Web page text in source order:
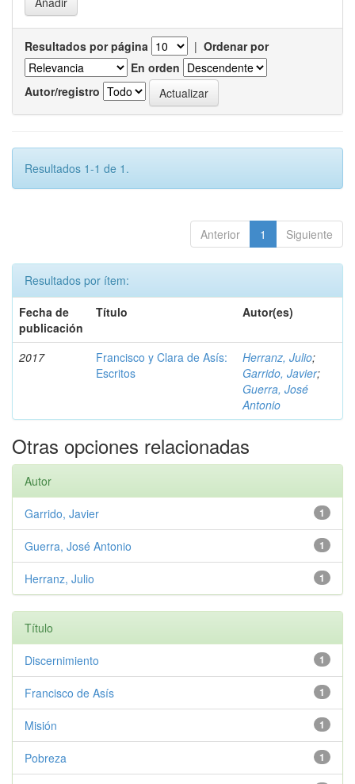
Resultados por página | Ordenar por
En orden
Autor/registro
Resultados 1-1 de 1.
Anterior 1 Siguiente
Resultados por ítem:
Fecha de
publicación
Título Autor(es)
2017
Francisco y Clara de Asís:
Escritos
Herranz, Julio;
Garrido, Javier;
Guerra, José
Antonio
Otras opciones relacionadas
Autor
1
Garrido, Javier
1
Guerra, José Antonio
1
Herranz, Julio
Título
1
Discernimiento
1
Francisco de Asís
1
Misión
1
Pobreza